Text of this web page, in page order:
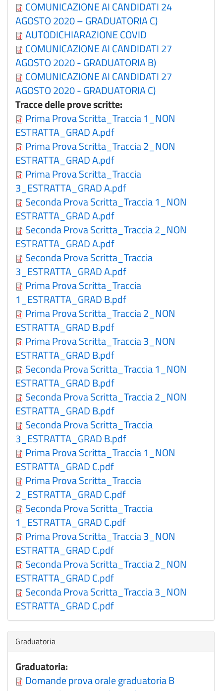
COMUNICAZIONE AI CANDIDATI 24
AGOSTO 2020 – GRADUATORIA C)
AUTODICHIARAZIONE COVID
COMUNICAZIONE AI CANDIDATI 27
AGOSTO 2020 - GRADUATORIA B)
COMUNICAZIONE AI CANDIDATI 27
AGOSTO 2020 - GRADUATORIA C)
Tracce delle prove scritte:
Prima Prova Scritta_Traccia 1_NON
ESTRATTA_GRAD A.pdf
Prima Prova Scritta_Traccia 2_NON
ESTRATTA_GRAD A.pdf
Prima Prova Scritta_Traccia
3_ESTRATTA_GRAD A.pdf
Seconda Prova Scritta_Traccia 1_NON
ESTRATTA_GRAD A.pdf
Seconda Prova Scritta_Traccia 2_NON
ESTRATTA_GRAD A.pdf
Seconda Prova Scritta_Traccia
3_ESTRATTA_GRAD A.pdf
Prima Prova Scritta_Traccia
1_ESTRATTA_GRAD B.pdf
Prima Prova Scritta_Traccia 2_NON
ESTRATTA_GRAD B.pdf
Prima Prova Scritta_Traccia 3_NON
ESTRATTA_GRAD B.pdf
Seconda Prova Scritta_Traccia 1_NON
ESTRATTA_GRAD B.pdf
Seconda Prova Scritta_Traccia 2_NON
ESTRATTA_GRAD B.pdf
Seconda Prova Scritta_Traccia
3_ESTRATTA_GRAD B.pdf
Prima Prova Scritta_Traccia 1_NON
ESTRATTA_GRAD C.pdf
Prima Prova Scritta_Traccia
2_ESTRATTA_GRAD C.pdf
Seconda Prova Scritta_Traccia
1_ESTRATTA_GRAD C.pdf
Prima Prova Scritta_Traccia 3_NON
ESTRATTA_GRAD C.pdf
Seconda Prova Scritta_Traccia 2_NON
ESTRATTA_GRAD C.pdf
Seconda Prova Scritta_Traccia 3_NON
ESTRATTA_GRAD C.pdf
Nascondi
Graduatoria
Graduatoria:
Domande prova orale graduatoria B